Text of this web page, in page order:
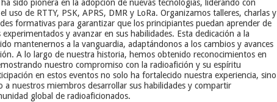
ha sido pionera en la adopción de nuevas tecnologías, liderando con
uso de RTTY, PSK, APRS, DMR y LoRa. Organizamos talleres, charlas y
formativas para garantizar que los principiantes puedan aprender de
experimentados y avanzar en sus habilidades. Esta dedicación a la
mantenernos a la vanguardia, adaptándonos a los cambios y avances
A lo largo de nuestra historia, hemos obtenido reconocimientos en
nuestro compromiso con la radioafición y su espíritu
en estos eventos no solo ha fortalecido nuestra experiencia, sino
nuestros miembros desarrollar sus habilidades y compartir
global de radioaficionados.